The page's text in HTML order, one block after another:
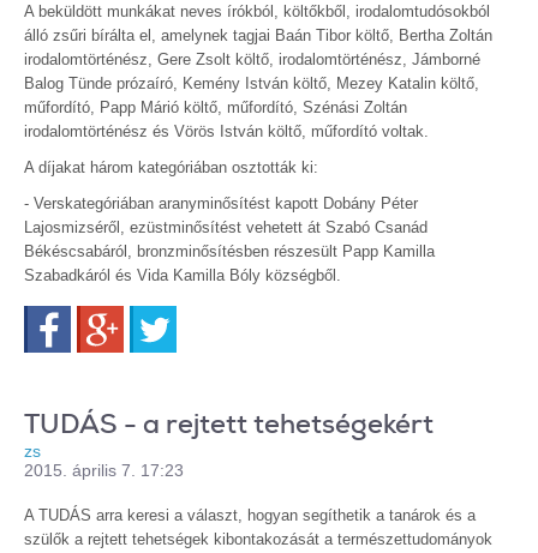
A beküldött munkákat neves írókból, költőkből, irodalomtudósokból
álló zsűri bírálta el, amelynek tagjai Baán Tibor költő, Bertha Zoltán
irodalomtörténész, Gere Zsolt költő, irodalomtörténész, Jámborné
Balog Tünde prózaíró, Kemény István költő, Mezey Katalin költő,
műfordító, Papp Márió költő, műfordító, Szénási Zoltán
irodalomtörténész és Vörös István költő, műfordító voltak.
A díjakat három kategóriában osztották ki:
- Verskategóriában aranyminősítést kapott Dobány Péter
Lajosmizséről, ezüstminősítést vehetett át Szabó Csanád
Békéscsabáról, bronzminősítésben részesült Papp Kamilla
Szabadkáról és Vida Kamilla Bóly községből.
FacebookGoogle+
TUDÁS - a rejtett tehetségekért
zs
2015. április 7. 17:23
A TUDÁS arra keresi a választ, hogyan segíthetik a tanárok és a
szülők a rejtett tehetségek kibontakozását a természettudományok